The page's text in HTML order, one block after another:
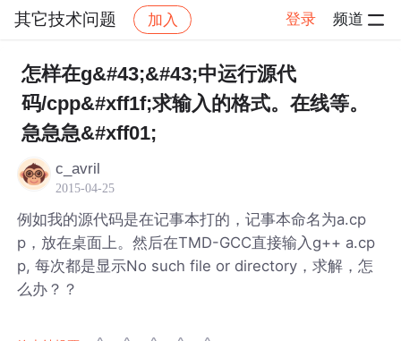
其它技术问题 加入 登录 频道
社区 其它技术问题 帖子详情
怎样在g&#43;&#43;中运行源代
码/cpp&#xff1f;求输入的格式。在线等。
急急急&#xff01;
c_avril
2015-04-25
例如我的源代码是在记事本打的，记事本命名为a.cp
p，放在桌面上。然后在TMD-GCC直接输入g++ a.cp
p, 每次都是显示No such file or directory，求解，怎
么办？？